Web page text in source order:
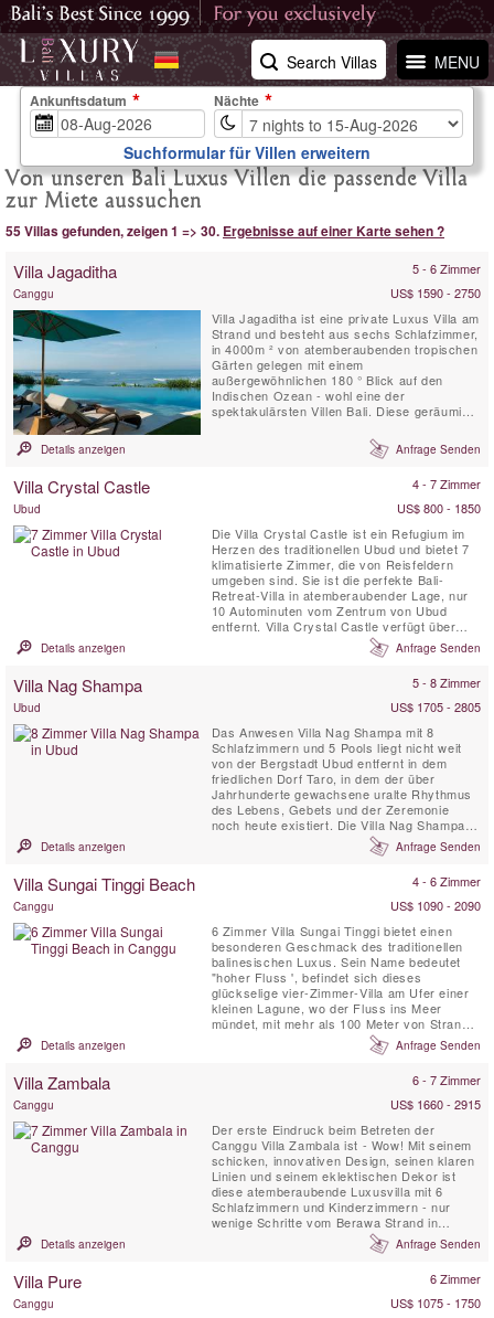
MENU
Search Villas
Von unseren Bali Luxus Villen die passende Villa
zur Miete aussuchen
55 Villas gefunden, zeigen 1 => 30. Ergebnisse auf einer Karte sehen ?
Villa Jagaditha 5 - 6 Zimmer
Canggu
US$ 1590 - 2750
Villa Jagaditha ist eine private Luxus Villa am
Strand und besteht aus sechs Schlafzimmer,
in 4000m ² von atemberaubenden tropischen
Gärten gelegen mit einem
außergewöhnlichen 180 ° Blick auf den
Indischen Ozean - wohl eine der
spektakulärsten Villen Bali. Diese geräumige
und Tagungen konzipiert. Egal, ob Sie 2 oder
12 in der Gruppe sind, wird sich unser
Details anzeigen Anfrage Senden
Villa Crystal Castle 4 - 7 Zimmer
Ubud
US$ 800 - 1850
Die Villa Crystal Castle ist ein Refugium im
Herzen des traditionellen Ubud und bietet 7
klimatisierte Zimmer, die von Reisfeldern
umgeben sind. Sie ist die perfekte Bali-
Retreat-Villa in atemberaubender Lage, nur
10 Autominuten vom Zentrum von Ubud
entfernt. Villa Crystal Castle verfügt über
einen in Resortgröße 18 x 5 m großen Pool,
eine große Yoga Shala und einen Pavillon für
großzügigen, 4600 m² tropischen Garten
Details anzeigen Anfrage Senden
Villa Nag Shampa 5 - 8 Zimmer
Ubud
US$ 1705 - 2805
Das Anwesen Villa Nag Shampa mit 8
Schlafzimmern und 5 Pools liegt nicht weit
von der Bergstadt Ubud entfernt in dem
friedlichen Dorf Taro, in dem der über
Jahrhunderte gewachsene uralte Rhythmus
des Lebens, Gebets und der Zeremonie
noch heute existiert. Die Villa Nag Shampa,
eine perfekte private Villa um sich vom Alltag
zurückzuziehen und zu erholen. Sie bietet
Joglo-Stil, kombiniert mit zeitgemäßen
Design. Das engagierte Haus ...
Details anzeigen Anfrage Senden
Villa Sungai Tinggi Beach 4 - 6 Zimmer
Canggu
US$ 1090 - 2090
6 Zimmer Villa Sungai Tinggi bietet einen
besonderen Geschmack des traditionellen
balinesischen Luxus. Sein Name bedeutet
"hoher Fluss ', befindet sich dieses
glückselige vier-Zimmer-Villa am Ufer einer
kleinen Lagune, wo der Fluss ins Meer
mündet, mit mehr als 100 Meter von Strand
Fassade mit Blick auf eine der berüchtigten
Details anzeigen Anfrage Senden
Villa Zambala 6 - 7 Zimmer
Canggu
US$ 1660 - 2915
Der erste Eindruck beim Betreten der
Canggu Villa Zambala ist - Wow! Mit seinem
schicken, innovativen Design, seinen klaren
Linien und seinem eklektischen Dekor ist
diese atemberaubende Luxusvilla mit 6
Schlafzimmern und Kinderzimmern - nur
wenige Schritte vom Berawa Strand in
Canggu entfernt - eine lebendige Neuheit in
diesem trendigen Bali Stranddorf. Perfekt für
gerne zusammen Urlaub machen und
dennoch ihren eigenen privaten Raum ...
Details anzeigen Anfrage Senden
Villa Pure 6 Zimmer
Canggu
US$ 1075 - 1750
Ankunftsdatum Nächte
Suchformular für Villen erweitern